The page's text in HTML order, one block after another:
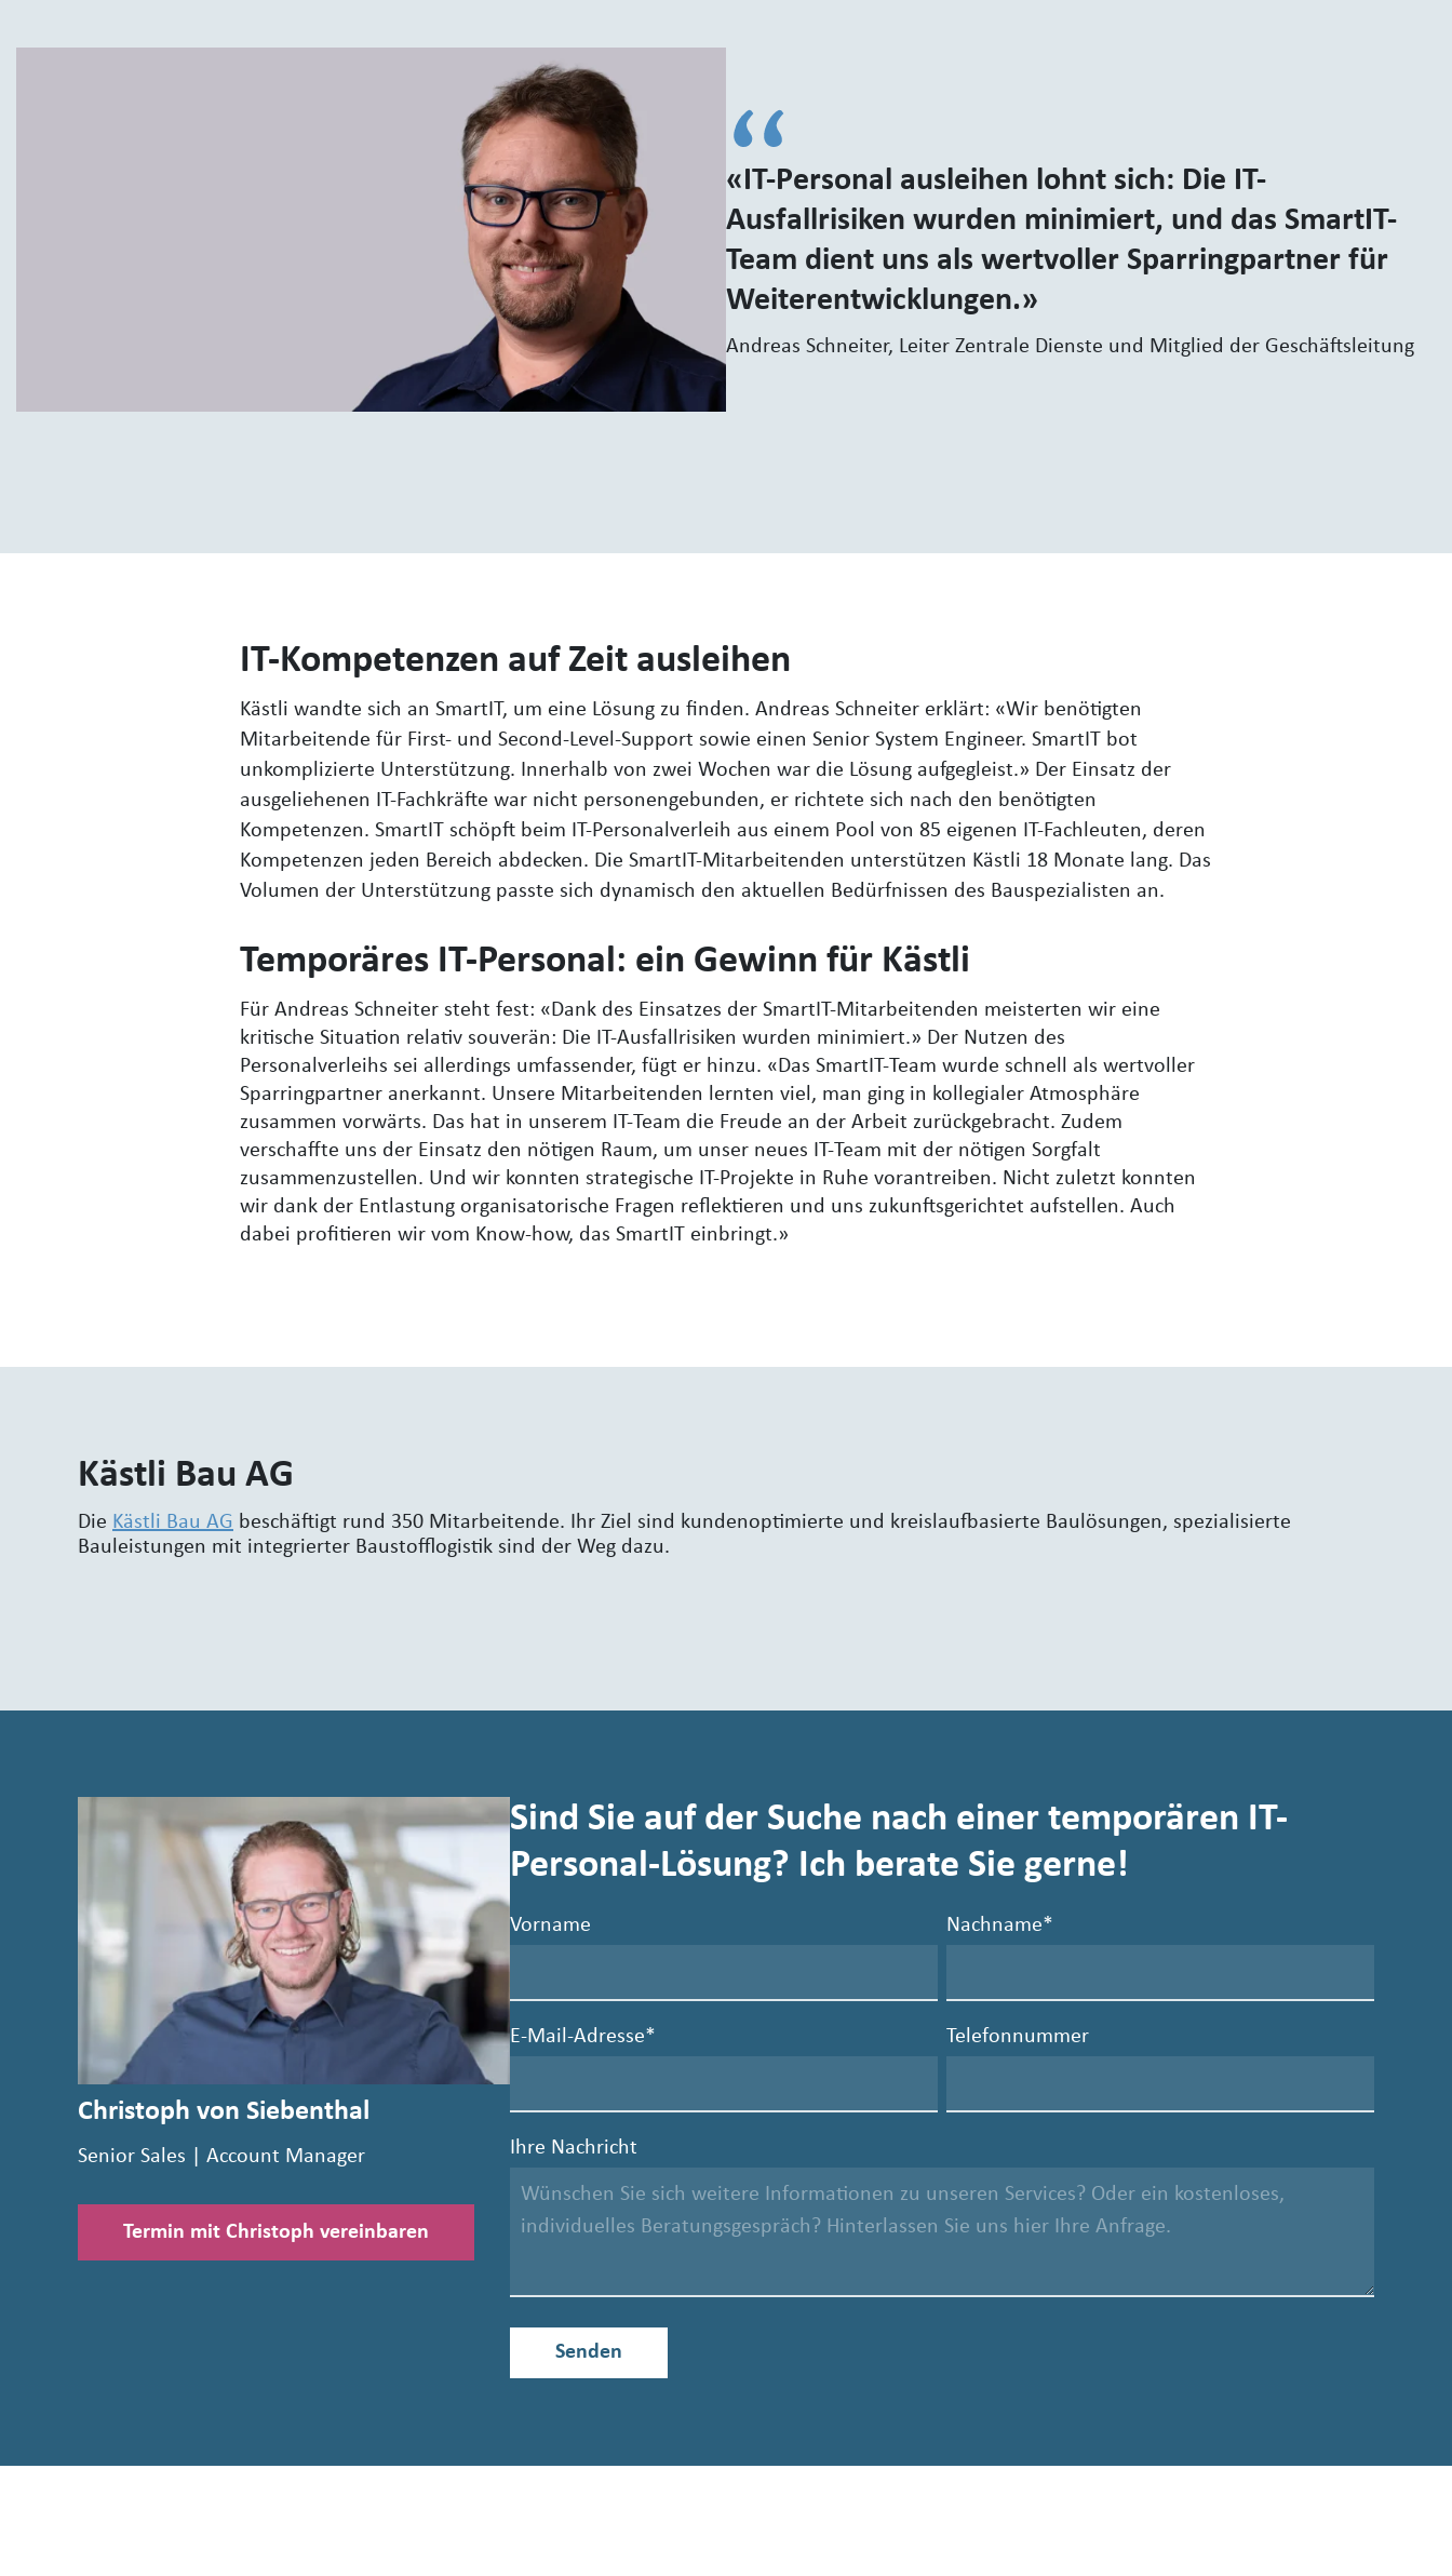
IT-Personal ausleihen lohnt sich: Die IT-
Ausfallrisiken wurden minimiert, und das SmartIT-
Team dient uns als wertvoller Sparringpartner für
Weiterentwicklungen.
Andreas Schneiter, Leiter Zentrale Dienste und Mitglied der Geschäftsleitung
IT-Kompetenzen auf Zeit ausleihen
Kästli wandte sich an SmartIT, um eine Lösung zu finden. Andreas Schneiter erklärt: «Wir benötigten
Mitarbeitende für First- und Second-Level-Support sowie einen Senior System Engineer. SmartIT bot
unkomplizierte Unterstützung. Innerhalb von zwei Wochen war die Lösung aufgegleist.» Der Einsatz der
ausgeliehenen IT-Fachkräfte war nicht personengebunden, er richtete sich nach den benötigten
Kompetenzen. SmartIT schöpft beim IT-Personalverleih aus einem Pool von 85 eigenen IT-Fachleuten, deren
Kompetenzen jeden Bereich abdecken. Die SmartIT-Mitarbeitenden unterstützen Kästli 18 Monate lang. Das
Volumen der Unterstützung passte sich dynamisch den aktuellen Bedürfnissen des Bauspezialisten an.
Temporäres IT-Personal: ein Gewinn für Kästli
Für Andreas Schneiter steht fest: «Dank des Einsatzes der SmartIT-Mitarbeitenden meisterten wir eine
kritische Situation relativ souverän: Die IT-Ausfallrisiken wurden minimiert.» Der Nutzen des
Personalverleihs sei allerdings umfassender, fügt er hinzu. «Das SmartIT-Team wurde schnell als wertvoller
Sparringpartner anerkannt. Unsere Mitarbeitenden lernten viel, man ging in kollegialer Atmosphäre
zusammen vorwärts. Das hat in unserem IT-Team die Freude an der Arbeit zurückgebracht. Zudem
verschaffte uns der Einsatz den nötigen Raum, um unser neues IT-Team mit der nötigen Sorgfalt
zusammenzustellen. Und wir konnten strategische IT-Projekte in Ruhe vorantreiben. Nicht zuletzt konnten
wir dank der Entlastung organisatorische Fragen reflektieren und uns zukunftsgerichtet aufstellen. Auch
dabei profitieren wir vom Know-how, das SmartIT einbringt.»
Kästli Bau AG
Die Kästli Bau AG beschäftigt rund 350 Mitarbeitende. Ihr Ziel sind kundenoptimierte und kreislaufbasierte Baulösungen, spezialisierte
Bauleistungen mit integrierter Baustofflogistik sind der Weg dazu.
Christoph von Siebenthal
Senior Sales | Account Manager
Termin mit Christoph vereinbaren
Sind Sie auf der Suche nach einer temporären IT-
Personal-Lösung? Ich berate Sie gerne!
Vorname Nachname*
E-Mail-Adresse* Telefonnummer
Ihre Nachricht